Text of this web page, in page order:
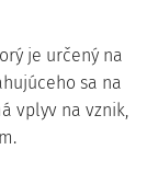
je určený na
sa na
vplyv na vznik,